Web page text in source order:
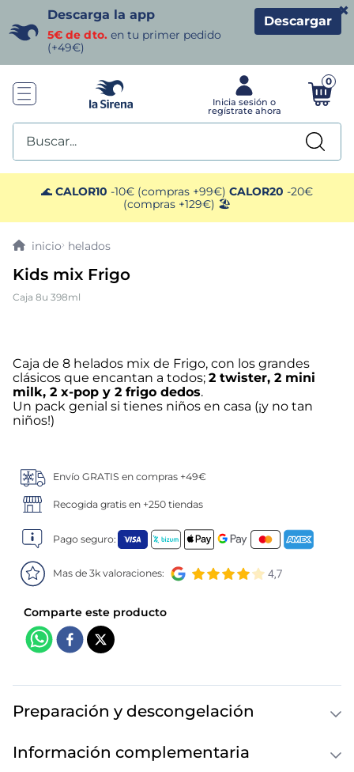
Descarga la app
5€ de dto. en tu primer pedido
(+49€)
Descargar
×
0
Buscar...
🌊 CALOR10 -10€ (compras +99€) CALOR20 -20€
(compras +129€) 🏖️
helados
Kids mix Frigo
Caja 8u 398ml
Caja de 8 helados mix de Frigo, con los grandes
clásicos que encantan a todos; 2 twister, 2 mini
milk, 2 x-pop y 2 frigo dedos.
Un pack genial si tienes niños en casa (¡y no tan
niños!)
Envío GRATIS en compras +49€
Recogida gratis en +250 tiendas
Pago seguro:
Mas de 3k valoraciones:
Preparación y descongelación
Información complementaria
TÉRMINOS MÁS BUSCADOS
1. helados sirena
gambas
3. patatas
5. croquetas
6. verduras
. listísimos
9. gambon
10. pollo